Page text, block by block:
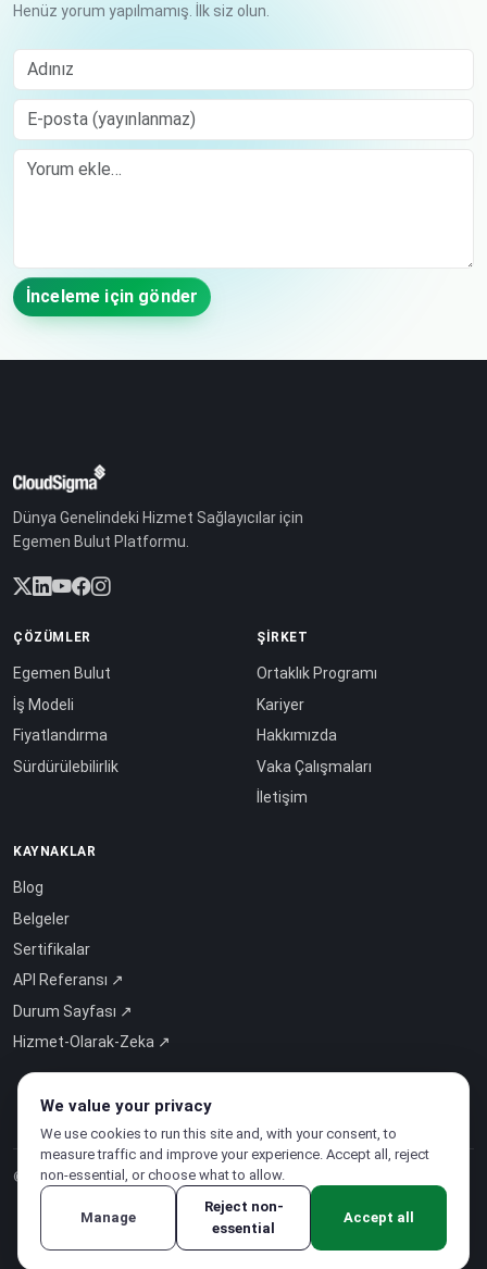
Henüz yorum yapılmamış. İlk siz olun.
Adınız
E-posta (yayınlanmaz)
Comment
İnceleme için gönder
Dünya Genelindeki Hizmet Sağlayıcılar için
Egemen Bulut Platformu.
ÇÖZÜMLER
Egemen Bulut
İş Modeli
Fiyatlandırma
Sürdürülebilirlik
ŞIRKET
Ortaklık Programı
Kariyer
Hakkımızda
Vaka Çalışmaları
İletişim
KAYNAKLAR
Blog
Belgeler
Sertifikalar
API Referansı ↗
Durum Sayfası ↗
Hizmet-Olarak-Zeka ↗
© 2026 CloudSigma Holding AG.Tüm hakları saklıdır
Gizlilik Politikası·Hizmet Şartları
We value your privacy
We use cookies to run this site and, with your consent, to
measure traffic and improve your experience. Accept all, reject
non-essential, or choose what to allow.
Manage
Reject non-
essential
Accept all